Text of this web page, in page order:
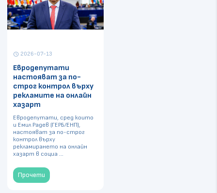
schedule 2026-07-13
Евродепутати
настояват за по-
строг контрол върху
рекламите на онлайн
хазарт
Евродепутати, сред които
и Емил Радев (ГЕРБ/ЕНП),
настояват за по-строг
контрол върху
рекламирането на онлайн
хазарт в социа ...
Прочети